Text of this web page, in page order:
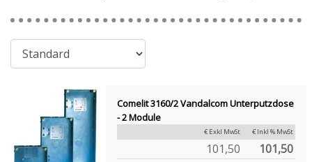
Comelit 3160/2 Vandalcom Unterputzdose
- 2 Module
€ Exkl MwSt € Inkl % MwSt
101,50 101,50